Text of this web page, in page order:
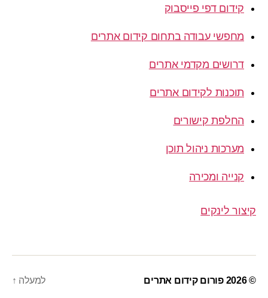
קידום דפי פייסבוק
מחפשי עבודה בתחום קידום אתרים
דרושים מקדמי אתרים
תוכנות לקידום אתרים
החלפת קישורים
מערכות ניהול תוכן
קנייה ומכירה
קיצור לינקים
© 2026 פורום קידום אתרים למעלה ↑